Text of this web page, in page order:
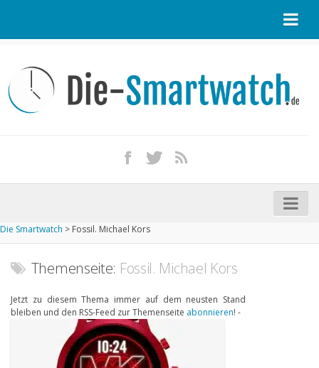
Kontakt / Tipp geben
Impressum
iPhone kaufen
Startseite
Aktuelle Smartwatches im Test
Marken und Modelle
Handytarife
Die Smartwatch > Fossil. Michael Kors
Themenseite: Fossil. Michael Kors
Jetzt zu diesem Thema immer auf dem neusten Stand
bleiben und den RSS-Feed zur Themenseite abonnieren! -